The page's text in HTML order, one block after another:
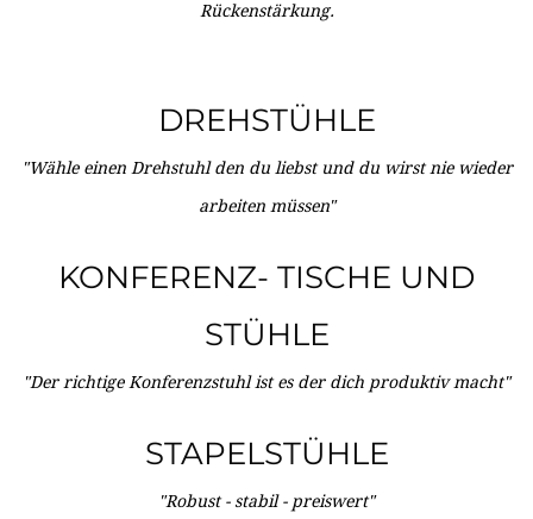
Rückenstärkung.
DREHSTÜHLE
"Wähle einen Drehstuhl den du liebst und du wirst nie wieder
arbeiten müssen"
KONFERENZ- TISCHE UND
STÜHLE
"Der richtige Konferenzstuhl ist es der dich produktiv macht"
STAPELSTÜHLE
"Robust - stabil - preiswert"